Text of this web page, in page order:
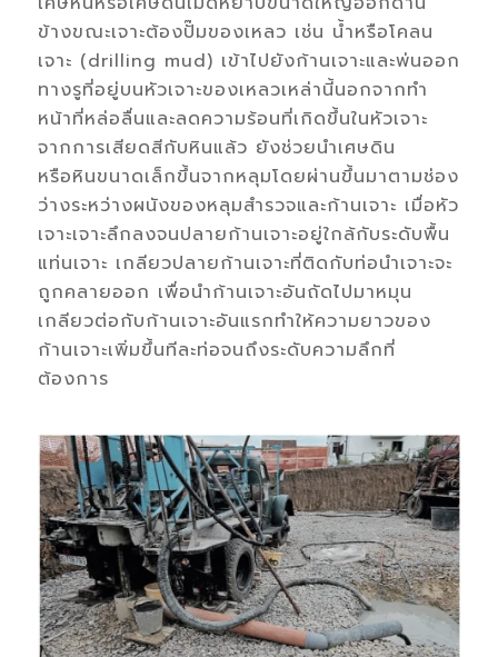
ข้างขณะเจาะต้องปั๊มของเหลว เช่น นํ้าหรือโคลน
เจาะ (drilling mud) เข้าไปยังก้านเจาะและพ่นออก
ทางรูที่อยู่บนหัวเจาะของเหลวเหล่านี้นอกจากทำ
หน้าที่หล่อลื่นและลดความร้อนที่เกิดขึ้นในหัวเจาะ
จากการเสียดสีกับหินแล้ว ยังช่วยนำเศษดิน
หรือหินขนาดเล็กขึ้นจากหลุมโดยผ่านขึ้นมาตามช่อง
ว่างระหว่างผนังของหลุมสำรวจและก้านเจาะ เมื่อหัว
เจาะเจาะลึกลงจนปลายก้านเจาะอยู่ใกล้กับระดับพื้น
แท่นเจาะ เกลียวปลายก้านเจาะที่ติดกับท่อนำเจาะจะ
ถูกคลายออก เพื่อนำก้านเจาะอันถัดไปมาหมุน
เกลียวต่อกับก้านเจาะอันแรกทำให้ความยาวของ
ก้านเจาะเพิ่มขึ้นทีละท่อจนถึงระดับความลึกที่
ต้องการ